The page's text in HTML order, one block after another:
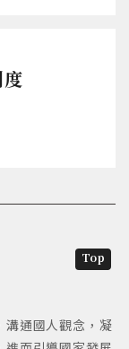
溝通國人觀念，凝
Top